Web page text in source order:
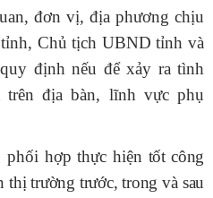
đơn vị, địa phương chịu
Chủ tịch UBND tỉnh và
quy địnhnếu để xảy ra tình
trên địa bàn, lĩnh vực phụ
phối hợpthực hiện tốt công
thị trường trước, trong và sau